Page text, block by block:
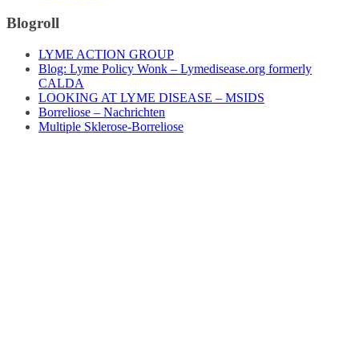
Blogroll
LYME ACTION GROUP
Blog: Lyme Policy Wonk – Lymedisease.org formerly
CALDA
LOOKING AT LYME DISEASE – MSIDS
Borreliose – Nachrichten
Multiple Sklerose-Borreliose